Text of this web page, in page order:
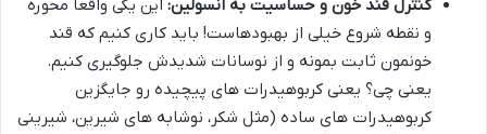
کنترل قند خون و حساسیت به انسولین: این یکی واقعاً محوره
و نقطه شروع خیلی از بهبودهاست! باید کاری کنیم که قند
خونمون ثابت بمونه و از نوسانات شدیدش جلوگیری کنیم.
یعنی چی؟ یعنی کربوهیدرات های پیچیده رو جایگزین
کربوهیدرات های ساده (مثل شکر، نوشابه های شیرین، شیرینی